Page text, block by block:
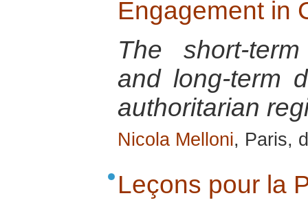
Engagement in
The short-
and long-term
authoritarian
Nicola Melloni, Paris,
Leçons pour la